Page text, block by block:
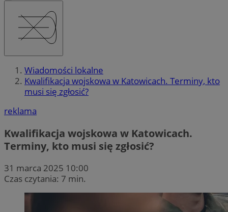
Wiadomości lokalne
Kwalifikacja wojskowa w Katowicach. Terminy, kto
musi się zgłosić?
reklama
Kwalifikacja wojskowa w Katowicach.
Terminy, kto musi się zgłosić?
31 marca 2025 10:00
Czas czytania: 7 min.